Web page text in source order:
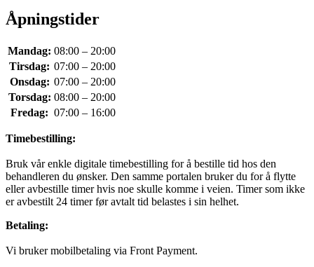
Åpningstider
Mandag: 08:00 – 20:00
Tirsdag: 07:00 – 20:00
Onsdag: 07:00 – 20:00
Torsdag: 08:00 – 20:00
Fredag: 07:00 – 16:00
Timebestilling:
Bruk vår enkle digitale timebestilling for å bestille tid hos den
behandleren du ønsker. Den samme portalen bruker du for å flytte
eller avbestille timer hvis noe skulle komme i veien. Timer som ikke
er avbestilt 24 timer før avtalt tid belastes i sin helhet.
Betaling:
Vi bruker mobilbetaling via Front Payment.